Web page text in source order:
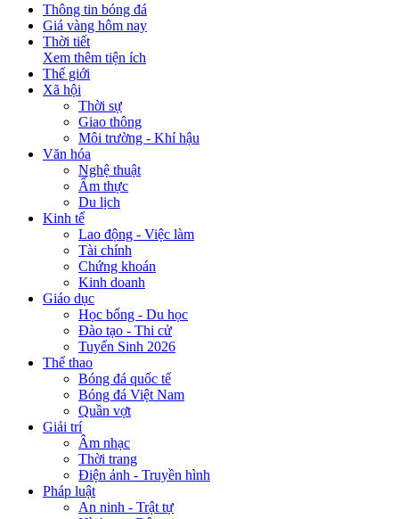
Thông tin bóng đá
Giá vàng hôm nay
Thời tiết
Xem thêm tiện ích
Thế giới
Xã hội
Thời sự
Giao thông
Môi trường - Khí hậu
Văn hóa
Nghệ thuật
Ẩm thực
Du lịch
Kinh tế
Lao động - Việc làm
Tài chính
Chứng khoán
Kinh doanh
Giáo dục
Học bổng - Du học
Đào tạo - Thi cử
Tuyển Sinh 2026
Thể thao
Bóng đá quốc tế
Bóng đá Việt Nam
Quần vợt
Giải trí
Âm nhạc
Thời trang
Điện ảnh - Truyền hình
Pháp luật
An ninh - Trật tự